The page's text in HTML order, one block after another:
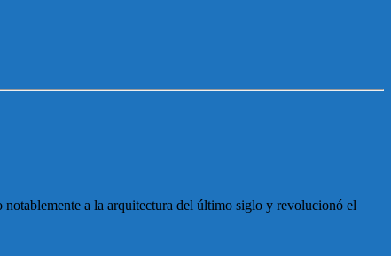
notablemente a la arquitectura del último siglo y revolucionó el